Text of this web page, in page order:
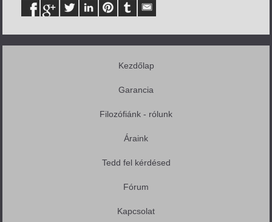
Kezdőlap
Garancia
Filozófiánk - rólunk
Áraink
Tedd fel kérdésed
Fórum
Kapcsolat